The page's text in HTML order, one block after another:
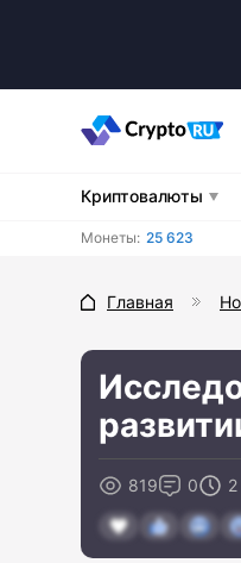
Криптовалюты
Монеты: 25 623
Главная
819 0